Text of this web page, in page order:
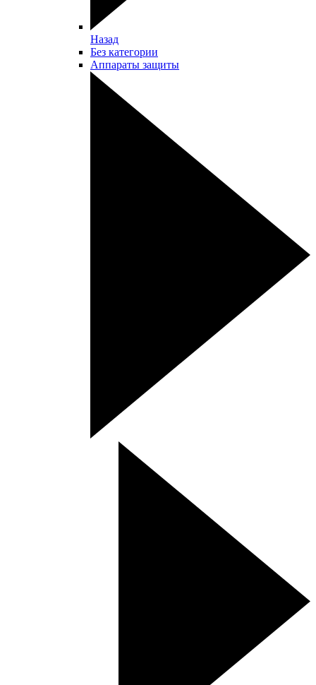
Назад
Без категории
Аппараты защиты